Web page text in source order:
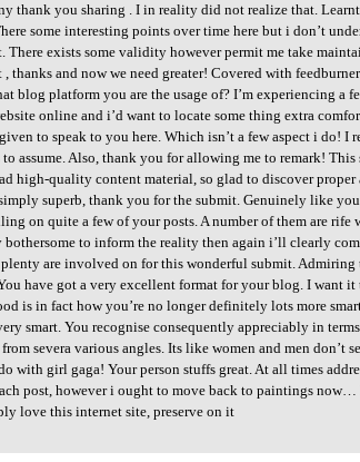
thank you sharing . I in reality did not realize that.
some interesting points over time here but i don’t
There exists some validity however permit me take
thanks and now we need greater! Covered with
blog platform you are the usage of? I’m experiencing a
online and i’d want to locate some thing extra
to speak to you here. Which isn’t a few aspect i do!
to assume. Also, thank you for allowing me to remark!
high-quality content material, so glad to discover
superb, thank you for the submit. Genuinely like
on quite a few of your posts. A number of them are
to inform the reality then again i’ll clearly
are involved on for this wonderful submit.
have got a very excellent format for your blog. I want
is in fact how you’re no longer definitely lots more
smart. You recognise consequently appreciably in
severa various angles. Its like women and men don’t
with girl gaga! Your person stuffs great. At all times
post, however i ought to move back to paintings
love this internet site, preserve on it